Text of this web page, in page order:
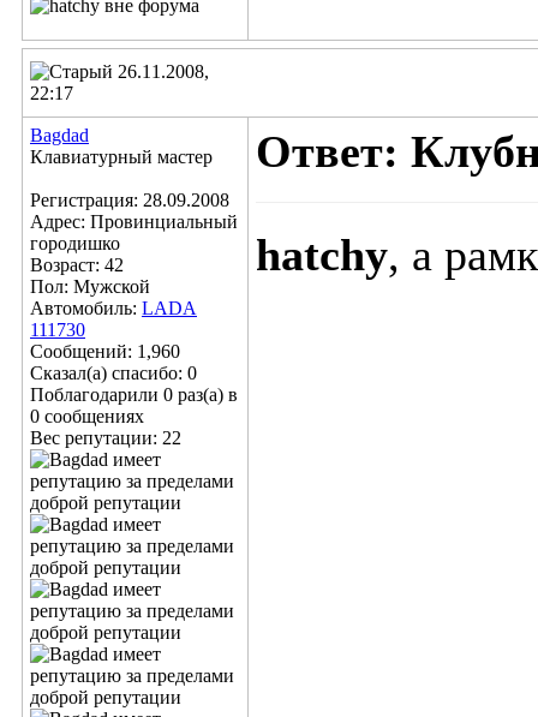
26.11.2008,
22:17
Bagdad
Клавиатурный мастер
Регистрация: 28.09.2008
Адрес: Провинциальный
городишко
Возраст: 42
Пол: Мужской
Автомобиль: LADA
111730
Сообщений: 1,960
Сказал(а) спасибо: 0
Поблагодарили 0 раз(а) в
0 сообщениях
Вес репутации: 22
Ответ:
hatchy, а